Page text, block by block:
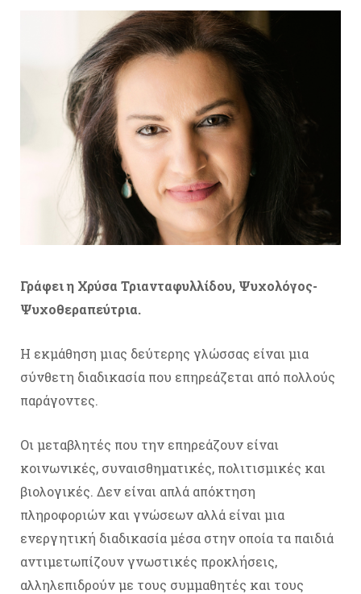
Γράφει η Χρύσα Τριανταφυλλίδου, Ψυχολόγος-
Ψυχοθεραπεύτρια.
Η εκμάθηση μιας δεύτερης γλώσσας είναι μια
σύνθετη διαδικασία που επηρεάζεται από πολλούς
παράγοντες.
Οι μεταβλητές που την επηρεάζουν είναι
κοινωνικές, συναισθηματικές, πολιτισμικές και
βιολογικές. Δεν είναι απλά απόκτηση
πληροφοριών και γνώσεων αλλά είναι μια
ενεργητική διαδικασία μέσα στην οποία τα παιδιά
αντιμετωπίζουν γνωστικές προκλήσεις,
αλληλεπιδρούν με τους συμμαθητές και τους